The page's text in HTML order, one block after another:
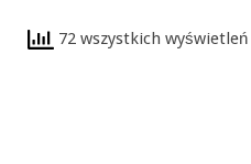
72 wszystkich wyświetleń